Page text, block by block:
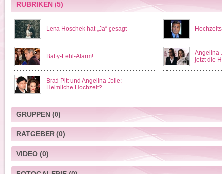
RUBRIKEN(5)
Lena Hoschek hat „Ja“ gesagt
Baby-Fehl-Alarm!
Angelina
jetzt die
Brad Pitt und Angelina Jolie:
Heimliche Hochzeit?
GRUPPEN(0)
RATGEBER(0)
VIDEO(0)